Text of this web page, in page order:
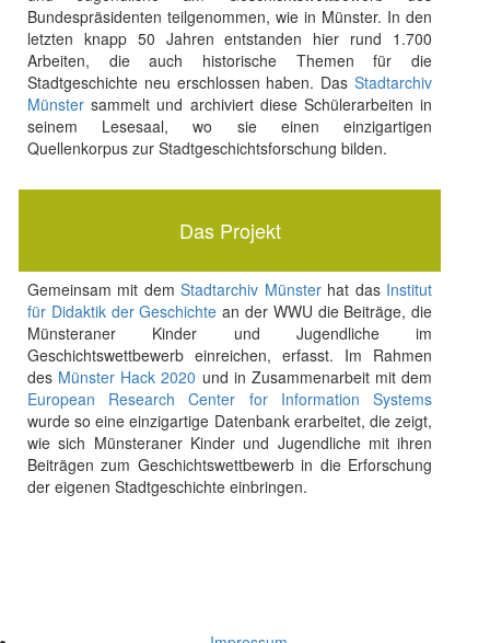
Bundespräsidenten teilgenommen, wie in Münster. In den
letzten knapp 50 Jahren entstanden hier rund 1.700
Arbeiten, die auch historische Themen für die
Stadtgeschichte neu erschlossen haben. DasStadtarchiv
Münstersammelt und archiviert diese Schülerarbeiten in
seinem Lesesaal, wo sie einen einzigartigen
Quellenkorpus zur Stadtgeschichtsforschung bilden.
Das Projekt
Gemeinsam mit demStadtarchiv Münsterhat das Institut
für Didaktik der Geschichte an der WWU die Beiträge, die
Münsteraner Kinder und Jugendliche im
Geschichtswettbewerb einreichen, erfasst. Im Rahmen
des Münster Hack 2020 und in Zusammenarbeit mit dem
European Research Center for Information Systems
wurde so eine einzigartige Datenbank erarbeitet, die zeigt,
wie sich Münsteraner Kinder und Jugendliche mit ihren
Beiträgen zum Geschichtswettbewerb in die Erforschung
der eigenen Stadtgeschichte einbringen.